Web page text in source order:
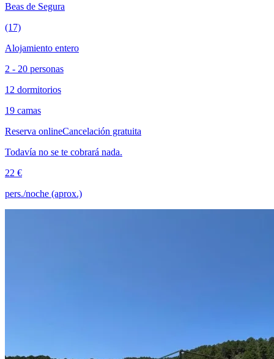
Beas de Segura
(17)
Alojamiento entero
2 - 20 personas
12 dormitorios
19 camas
Reserva onlineCancelación gratuita
Todavía no se te cobrará nada.
22 €
pers./noche (aprox.)